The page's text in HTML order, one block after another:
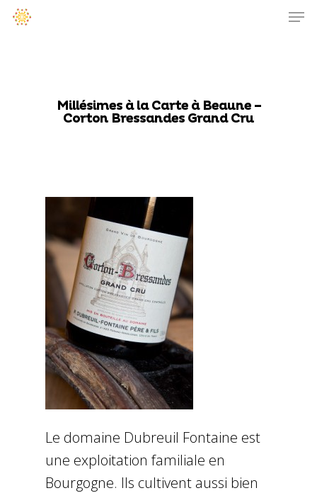
Millésimes à la Carte à Beaune –
Corton Bressandes Grand Cru
Le domaine Dubreuil Fontaine est
une exploitation familiale en
Bourgogne. Ils cultivent aussi bien